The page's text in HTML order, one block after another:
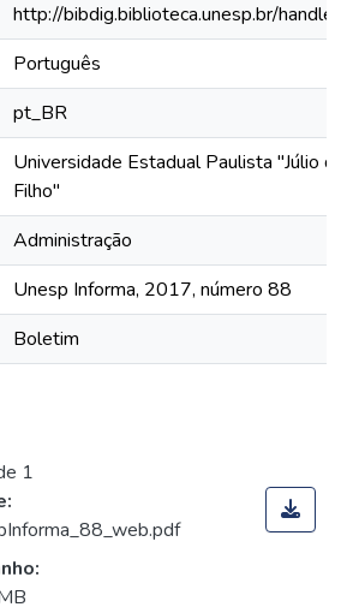
http://bibdig.biblioteca.unesp.br/
Português
pt_BR
Universidade Estadual Paulista "Júlio
Filho"
Administração
Unesp Informa, 2017, número 88
Boletim
1